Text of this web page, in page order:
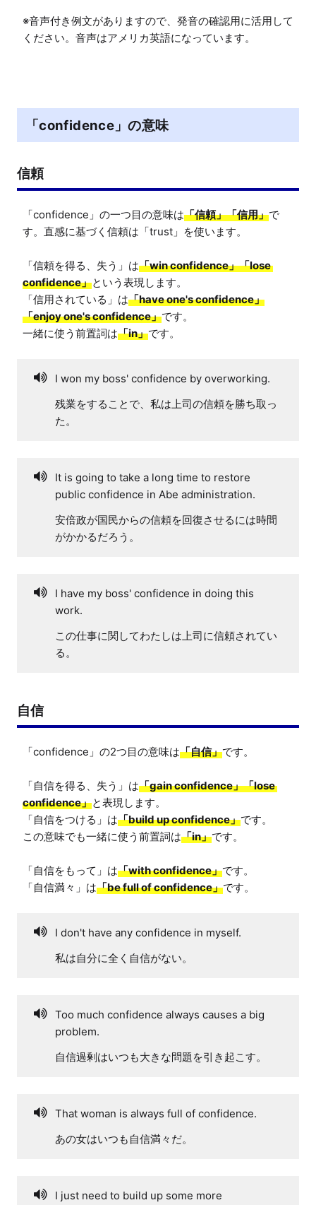
M
※音声付き例文がありますので、発音の確認用に活用して
ください。音声はアメリカ英語になっています。
「confidence」の意味
信頼
「confidence」の一つ目の意味は「信頼」「信用」で
す。直感に基づく信頼は「trust」を使います。
「信頼を得る、失う」は「win confidence」「lose
confidence」という表現します。
「信用されている」は「have one's confidence」
「enjoy one's confidence」です。
一緒に使う前置詞は「in」です。
I won my boss' confidence by overworking.
残業をすることで、私は上司の信頼を勝ち取っ
た。
It is going to take a long time to restore
public confidence in Abe administration.
安倍政が国民からの信頼を回復させるには時間
がかかるだろう。
I have my boss' confidence in doing this
work.
この仕事に関してわたしは上司に信頼されてい
る。
自信
「confidence」の2つ目の意味は「自信」です。
「自信を得る、失う」は「gain confidence」「lose
confidence」と表現します。
「自信をつける」は「build up confidence」です。
この意味でも一緒に使う前置詞は「in」です。
「自信をもって」は「with confidence」です。
「自信満々」は「be full of confidence」です。
I don't have any confidence in myself.
私は自分に全く自信がない。
Too much confidence always causes a big
problem.
自信過剰はいつも大きな問題を引き起こす。
That woman is always full of confidence.
あの女はいつも自信満々だ。
I just need to build up some more